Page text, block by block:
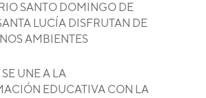
SANTO DOMINGO DE
LUCÍA DISFRUTAN DE
AMBIENTES
UNE A LA
EDUCATIVA CON LA